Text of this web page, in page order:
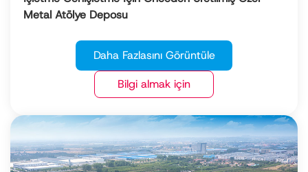
Metal Atölye Deposu
Daha Fazlasını Görüntüle
Bilgi almak için